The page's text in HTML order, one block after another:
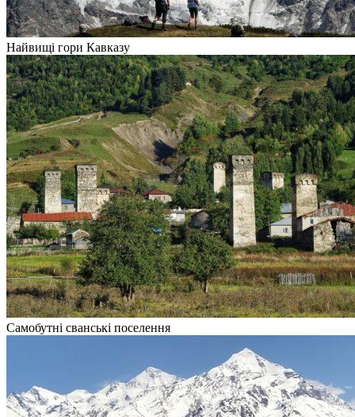
Найвищі гори Кавказу
Самобутні сванські поселення